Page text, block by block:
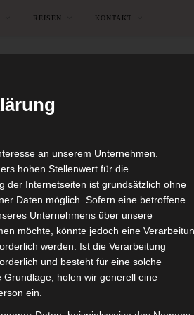
REISEN KONTAKT
an unserem Unternehmen.
hohen Stellenwert für die
der Internetseiten ist grundsätzlich ohne
Daten möglich. Sofern eine betroffene
Unternehmens über unsere
möchte, könnte jedoch eine
werden. Ist die Verarbeitung
und besteht für eine solche
holen wir generell eine
ein.